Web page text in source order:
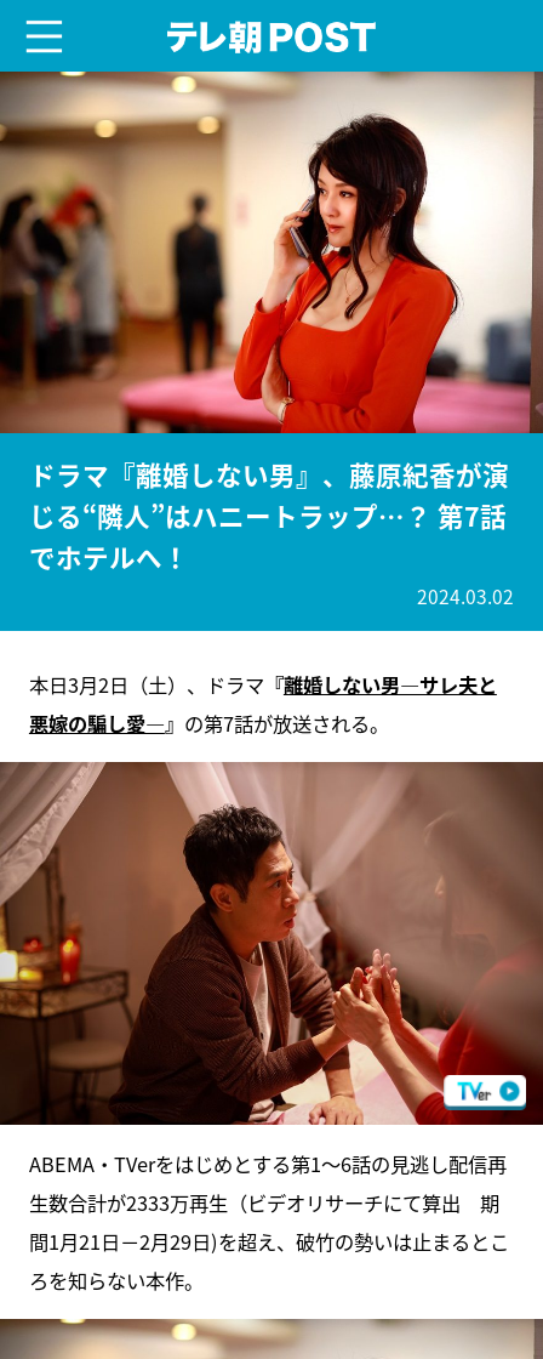
ドラマ『離婚しない男』、藤原紀香が演
じる“隣人”はハニートラップ…？ 第7話
でホテルへ！
2024.03.02
本日3月2日（土）、ドラマ 『離婚しない男―サレ夫と
悪嫁の騙し愛―』 の第7話が放送される。
ABEMA・TVerをはじめとする第1～6話の見逃し配信再
生数合計が2333万再生（ビデオリサーチにて算出 期
間1月21日－2月29日)を超え、破竹の勢いは止まるとこ
ろを知らない本作。